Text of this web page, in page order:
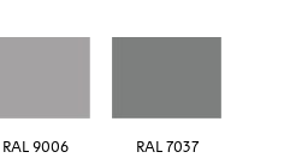
RAL 7037
RAL 9006